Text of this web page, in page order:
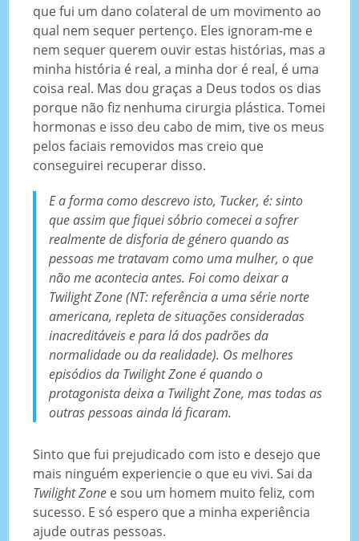
que fui um dano colateral de um movimento ao
qual nem sequer pertenço. Eles ignoram-me e
nem sequer querem ouvir estas histórias, mas a
minha história é real, a minha dor é real, é uma
coisa real. Mas dou graças a Deus todos os dias
porque não fiz nenhuma cirurgia plástica. Tomei
hormonas e isso deu cabo de mim, tive os meus
pelos faciais removidos mas creio que
conseguirei recuperar disso.
E a forma como descrevo isto, Tucker, é: sinto
que assim que fiquei sóbrio comecei a sofrer
realmente de disforia de género quando as
pessoas me tratavam como uma mulher, o que
não me acontecia antes. Foi como deixar a
Twilight Zone(NT: referência a uma série norte
americana, repleta de situações consideradas
inacreditáveis e para lá dos padrões da
normalidade ou da realidade). Os melhores
episódios da Twilight Zoneé quando o
protagonista deixa a Twilight Zone, mas todas as
outras pessoas ainda lá ficaram.
Sinto que fui prejudicado com isto e desejo que
mais ninguém experiencie o que eu vivi. Sai da
Twilight Zone e sou um homem muito feliz, com
sucesso. E só espero que a minha experiência
ajude outras pessoas.